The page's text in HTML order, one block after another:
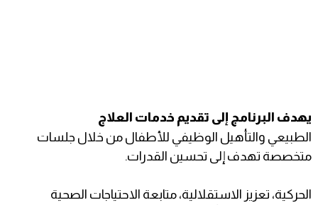
يهدف البرنامج إلى تقديم خدمات العلاج
الطبيعي والتأهيل الوظيفي للأطفال من خلال جلسات
متخصصة تهدف إلى تحسين القدرات.
الحركية، تعزيز الاستقلالية، متابعة الاحتياجات الصحية